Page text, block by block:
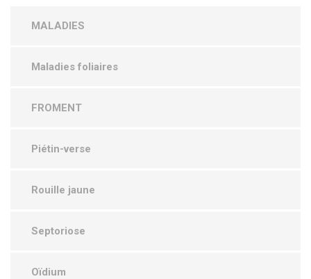
MALADIES
Maladies foliaires
FROMENT
Piétin-verse
Rouille jaune
Septoriose
Oïdium